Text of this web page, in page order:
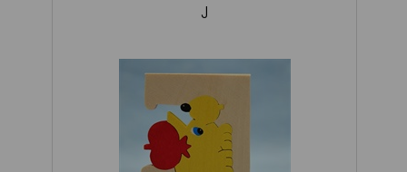
J